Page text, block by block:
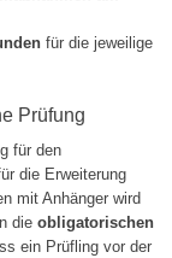
für die jeweilige
Prüfung
für den
die Erweiterung
mit Anhänger wird
die obligatorischen
ein Prüfling vor der